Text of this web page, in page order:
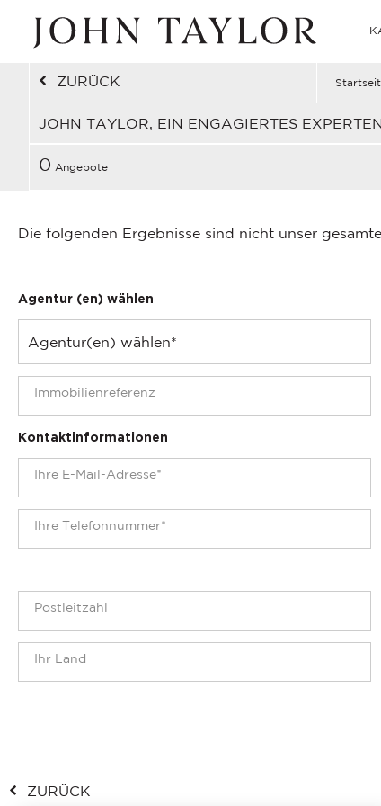
ZURÜCK
JOHN TAYLOR, EIN ENGAGIERTES
0 Angebote
Die folgenden Ergebnisse sind nicht unser
Agentur (en) wählen
Kontaktinformationen
ZURÜCK